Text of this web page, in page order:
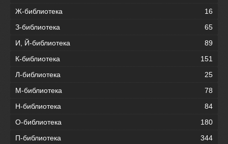
Ж-библиотека
16
З-библиотека
65
И, Й-библиотека
89
К-библиотека
151
Л-библиотека
25
М-библиотека
78
Н-библиотека
84
О-библиотека
180
П-библиотека
344